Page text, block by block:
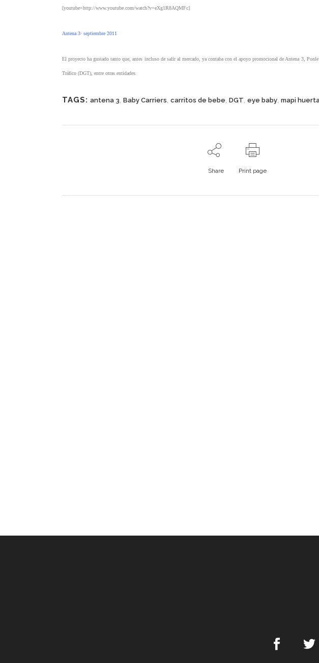
[youtube=http://www.youtube.com/watch?v=eXg1R8AQMFc]
Antena 3· septiembre 2011
El proyecto ha gustado tanto que, antes incluso de salir al mercado, ya contaba con el apoyo promocional de Antena 3,
Tráfico (DGT), entre otras entidades.
TAGS: antena 3 Baby Carriers carritos de bebe DGT eye baby mapi
Share Print page